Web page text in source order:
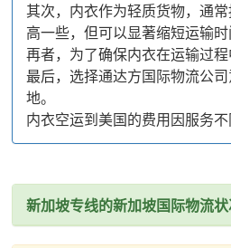
其次，内衣作为轻质货物，通
高一些，但可以显著缩短运输时
再者，为了确保内衣在运输过
最后，选择通达方国际物流公
地。
内衣空运到美国的费用因服务
新加坡专线的新加坡国际物流